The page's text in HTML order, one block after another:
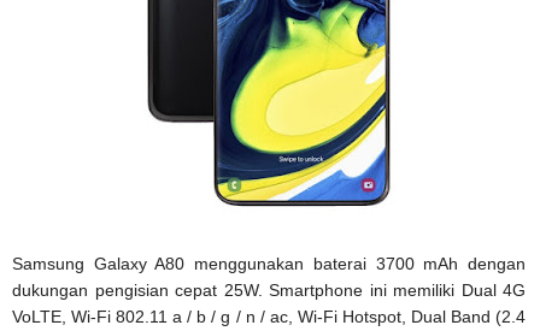
Samsung Galaxy A80 menggunakan baterai 3700 mAh dengan
dukungan pengisian cepat 25W. Smartphone ini memiliki Dual 4G
VoLTE, Wi-Fi 802.11 a / b / g / n / ac, Wi-Fi Hotspot, Dual Band (2.4